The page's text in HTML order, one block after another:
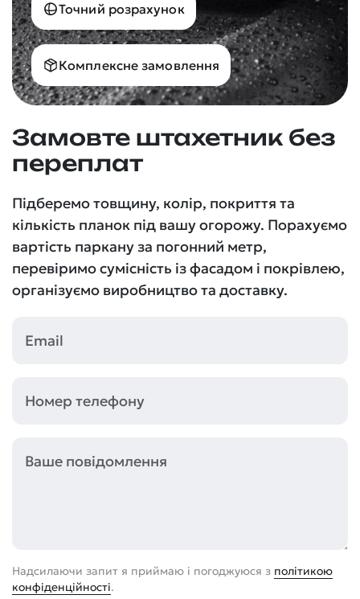
Точний розрахунок
Комплексне замовлення
Замовте штахетник без
переплат
Підберемо товщину, колір, покриття та
кількість планок під вашу огорожу. Порахуємо
вартість паркану за погонний метр,
перевіримо сумісність із фасадом і покрівлею,
організуємо виробництво та доставку.
Надсилаючи запит я приймаю і погоджуюся з політикою
конфіденційності.